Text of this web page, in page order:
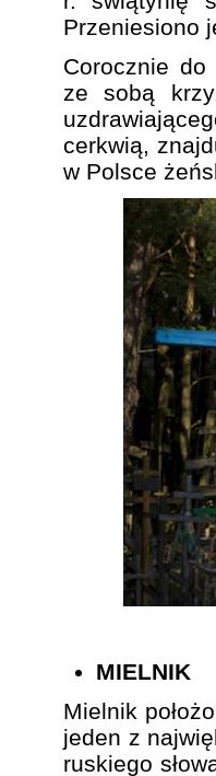
Przeniesiono
Corocznie
ze sobą
cerkwią,
w Polsce
MIELNIK
Mielnik
jeden z
ruskiego